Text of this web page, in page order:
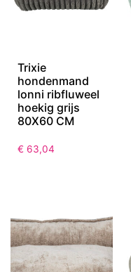
Trixie
hondenmand
lonni ribfluweel
hoekig grijs
80X60 CM
€ 63,04